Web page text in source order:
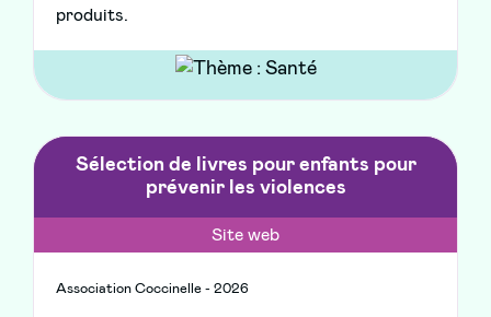
produits.
Sélection de livres pour enfants pour
prévenir les violences
Site web
Association Coccinelle - 2026